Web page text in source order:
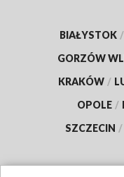
BIAŁYSTOK /
GORZÓW
KRAKÓW /
OPOLE /
SZCZECIN /